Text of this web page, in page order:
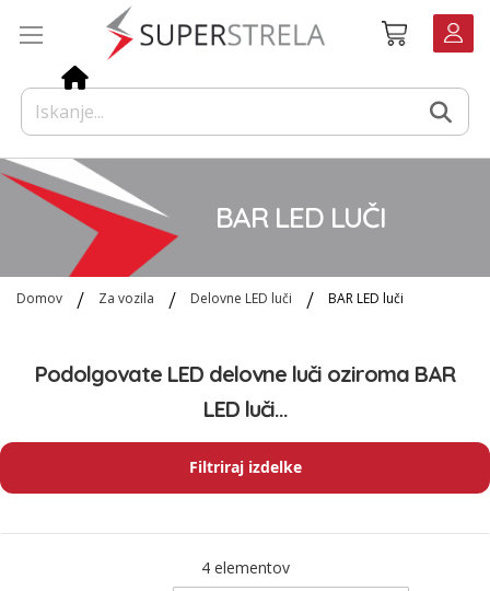
Košarica
BAR LED LUČI
Domov Za vozila Delovne LED luči BAR LED luči
Podolgovate LED delovne luči oziroma BAR
LED luči...
Filtriraj izdelke
4elementov